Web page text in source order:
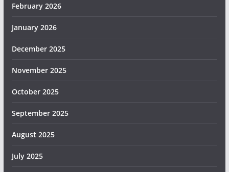
February 2026
January 2026
December 2025
November 2025
October 2025
September 2025
August 2025
July 2025